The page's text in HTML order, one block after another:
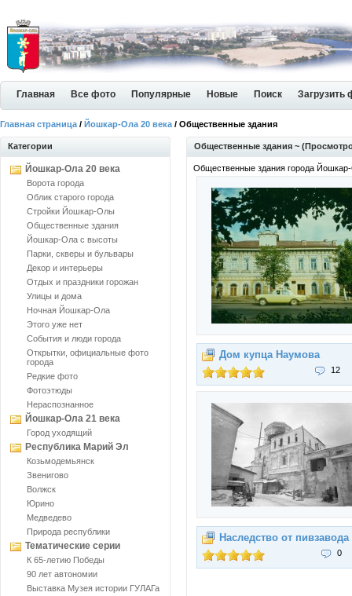
Главная Все фото Популярные Новые Поиск Загрузить
Главная страница / Йошкар-Ола 20 века / Общественные здания
Категории
Йошкар-Ола 20 века
Ворота города
Облик старого города
Стройки Йошкар-Олы
Общественные здания
Йошкар-Ола с высоты
Парки, скверы и бульвары
Декор и интерьеры
Отдых и праздники горожан
Улицы и дома
Ночная Йошкар-Ола
Этого уже нет
События и люди города
Открытки, официальные фото
города
Редкие фото
Фотоэтюды
Нераспознанное
Йошкар-Ола 21 века
Город уходящий
Республика Марий Эл
Козьмодемьянск
Звенигово
Волжск
Юрино
Медведево
Природа республики
Тематические серии
К 65-летию Победы
90 лет автономии
Выставка Музея истории ГУЛАГа
Общественные здания ~
Общественные здания города
Дом купца Наумова
12
Наследство от пивзавода
0